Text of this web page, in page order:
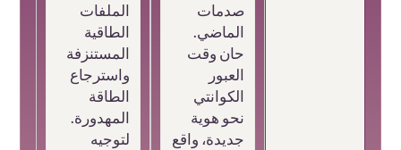
صدمات
الماضي.
حان وقت
العبور
الكوانتي
نحو هوية
جديدة، واقع
الملفات
الطاقية
المستنزفة
واسترجاع
الطاقة
المهدورة.
لتوجيه